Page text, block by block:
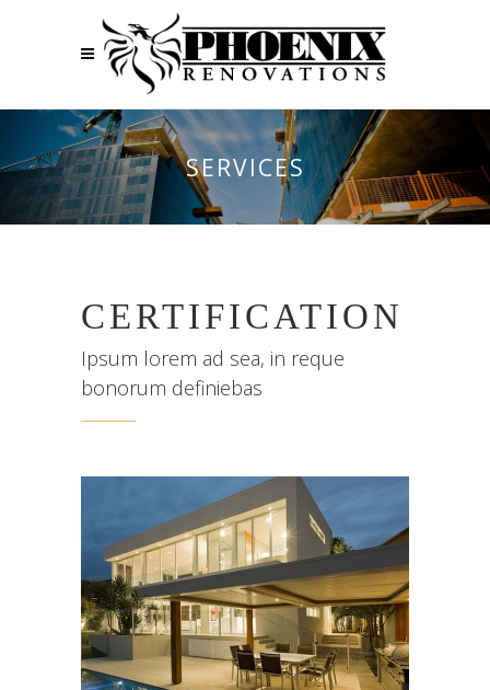
SERVICES
CERTIFICATION
Ipsum lorem ad sea, in reque
bonorum definiebas